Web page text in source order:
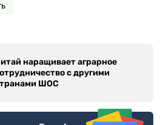
наращивает аграрное
с другими
ШОС